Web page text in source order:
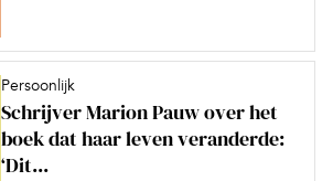
Persoonlijk
Schrijver Marion Pauw over het
boek dat haar leven veranderde:
‘Dit...